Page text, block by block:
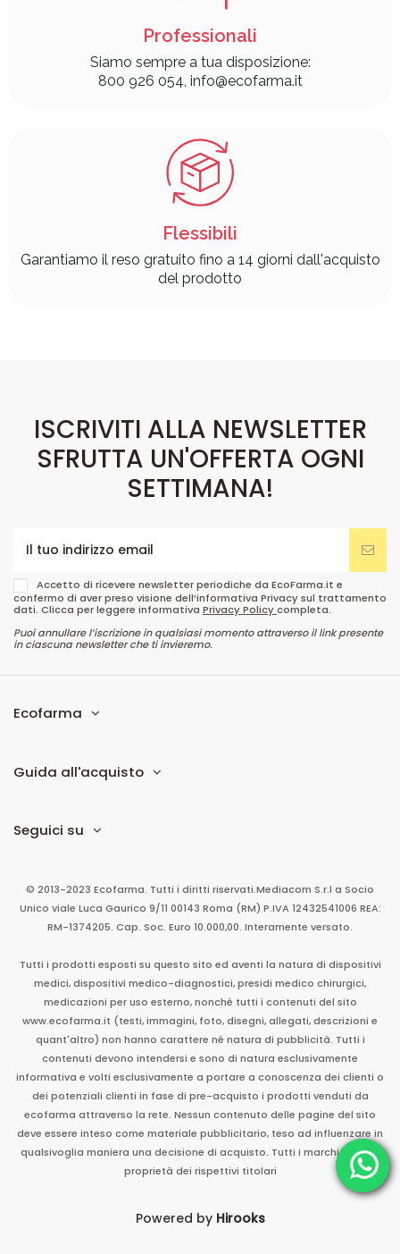
Professionali
Siamo sempre a tua disposizione:
800 926 054, info@ecofarma.it
Flessibili
Garantiamo il reso gratuito fino a 14 giorni dall'acquisto
del prodotto
ISCRIVITI ALLA NEWSLETTER
SFRUTTA UN'OFFERTA OGNI
SETTIMANA!
Accetto di ricevere newsletter periodiche da EcoFarma.it e
confermo di aver preso visione dell’informativa Privacy sul trattamento
dati. Clicca per leggere informativa Privacy Policycompleta.
Puoi annullare l’iscrizione in qualsiasi momento attraverso il link presente
in ciascuna newsletter che ti invieremo.
Ecofarma
Guida all'acquisto
Seguici su
© 2013-2023 Ecofarma. Tutti i diritti riservati.Mediacom S.r.l a Socio
Unico viale Luca Gaurico 9/11 00143 Roma (RM) P.IVA 12432541006 REA:
RM-1374205. Cap. Soc. Euro 10.000,00. Interamente versato.
Tutti i prodotti esposti su questo sito ed aventi la natura di dispositivi
medici, dispositivi medico-diagnostici, presidi medico chirurgici,
medicazioni per uso esterno, nonché tutti i contenuti del sito
www.ecofarma.it (testi, immagini, foto, disegni, allegati, descrizioni e
quant'altro) non hanno carattere né natura di pubblicità. Tutti i
contenuti devono intendersi e sono di natura esclusivamente
informativa e volti esclusivamente a portare a conoscenza dei clienti o
dei potenziali clienti in fase di pre-acquisto i prodotti venduti da
ecofarma attraverso la rete. Nessun contenuto delle pagine del sito
deve essere inteso come materiale pubblicitario, teso ad influenzare in
qualsivoglia maniera una decisione di acquisto. Tutti i marchi sono di
proprietà dei rispettivi titolari
Powered by Hirooks